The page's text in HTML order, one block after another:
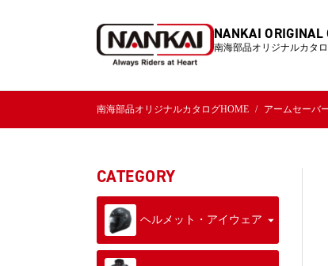
NANKAI ORIGINAL
南海部品オリジナルカタ
南海部品オリジナルカタログHOME アームセーバ
CATEGORY
ヘルメット・アイウェア